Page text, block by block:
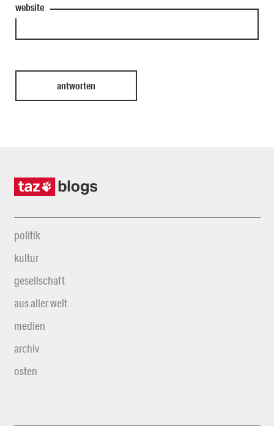
website
politik
kultur
gesellschaft
aus aller welt
medien
archiv
osten